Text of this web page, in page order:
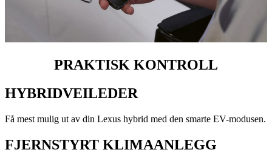
PRAKTISK KONTROLL
HYBRIDVEILEDER
Få mest mulig ut av din Lexus hybrid med den smarte EV-modusen.
FJERNSTYRT KLIMAANLEGG